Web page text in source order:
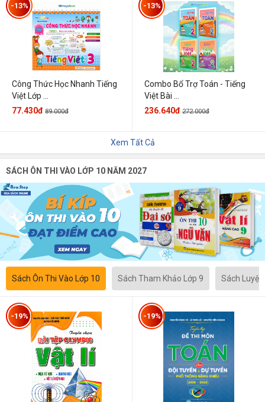
Công Thức Học Nhanh Tiếng
Việt Lớp ...
-13%
77.430đ 89.000đ
Combo Bổ Trợ Toán - Tiếng
Việt Bài ...
-13%
236.640đ 272.000đ
Xem Tất Cả
SÁCH ÔN THI VÀO LỚP 10 NĂM 2027
Sách Ôn Thi Vào Lớp 10 Sách Tham Khảo Lớp 9 Sách
-19% -19%